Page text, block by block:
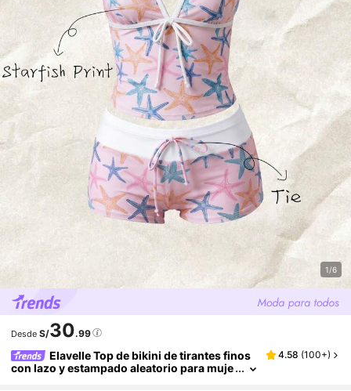
1/6
Desde S/30.99
Elavelle Top de bikini de tirantes finos
con lazo y estampado aleatorio para muje
4.58 (100+)